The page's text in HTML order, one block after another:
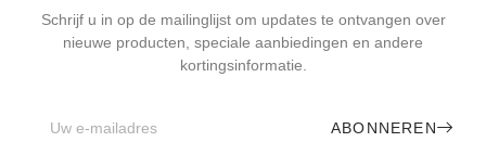
Schrijf u in op de mailinglijst om updates te ontvangen over
nieuwe producten, speciale aanbiedingen en andere
kortingsinformatie.
ABONNEREN